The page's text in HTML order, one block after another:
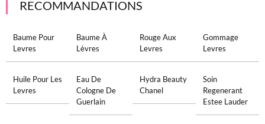
RECOMMANDATIONS
Baume Pour
Levres
Baume À
Lèvres
Rouge Aux
Levres
Gommage
Levres
Huile Pour Les
Levres
Eau De
Cologne De
Guerlain
Hydra Beauty
Chanel
Soin
Regenerant
Estee Lauder